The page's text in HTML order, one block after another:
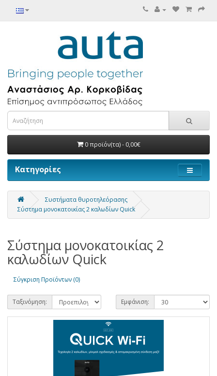
0 προϊόν(τα) - 0,00€
Κατηγορίες
Συστήματα θυροτηλεόρασης
Σύστημα μονοκατοικίας 2 καλωδίων Quick
Σύστημα μονοκατοικίας 2
καλωδίων Quick
Σύγκριση Προϊόντων (0)
Ταξινόμηση: Εμφάνιση: